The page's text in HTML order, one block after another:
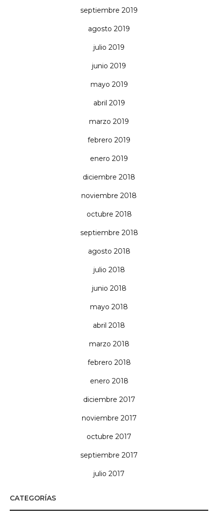
septiembre 2019
agosto 2019
julio 2019
junio 2019
mayo 2019
abril 2019
marzo 2019
febrero 2019
enero 2019
diciembre 2018
noviembre 2018
octubre 2018
septiembre 2018
agosto 2018
julio 2018
junio 2018
mayo 2018
abril 2018
marzo 2018
febrero 2018
enero 2018
diciembre 2017
noviembre 2017
octubre 2017
septiembre 2017
julio 2017
CATEGORÍAS